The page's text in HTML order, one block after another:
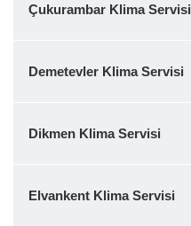
Çukurambar Klima Servisi
Demetevler Klima Servisi
Dikmen Klima Servisi
Elvankent Klima Servisi